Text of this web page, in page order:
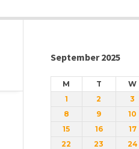
September 2025
M T W
1 2 3
8
9 10
15
16 17
22
23 24